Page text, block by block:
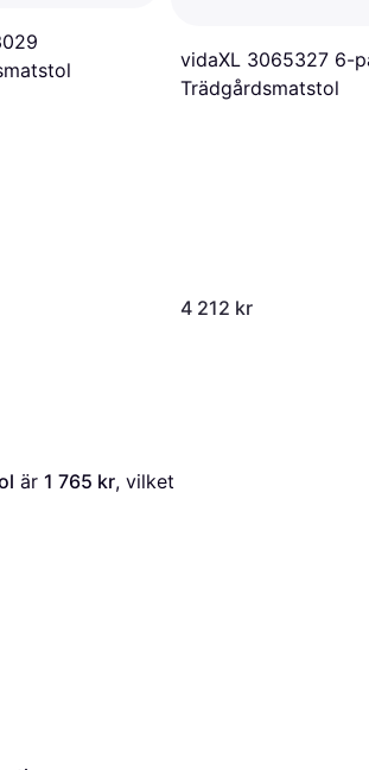
vidaXL 3065327 6-
Trädgårdsmatstol
4 212 kr
är 1 765 kr, vilket